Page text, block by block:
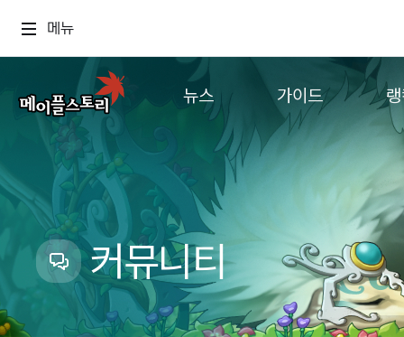
메뉴
뉴스
업데이트
이벤트
캐시샵 공지
메이플 알림판
with maple
가이드
추가정보
컨텐
커뮤니티